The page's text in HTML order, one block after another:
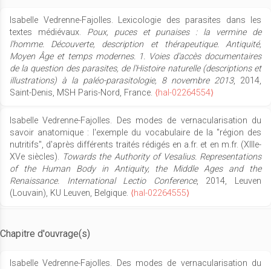
Isabelle Vedrenne-Fajolles. Lexicologie des parasites dans les
textes médiévaux. Poux, puces et punaises : la vermine de
l'homme. Découverte, description et thérapeutique. Antiquité,
Moyen Âge et temps modernes. 1. Voies d'accès documentaires
de la question des parasites, de l'Histoire naturelle (descriptions et
illustrations) à la paléo-parasitologie, 8 novembre 2013, 2014,
Saint-Denis, MSH Paris-Nord, France. ⟨hal-02264554⟩
Isabelle Vedrenne-Fajolles. Des modes de vernacularisation du
savoir anatomique : l'exemple du vocabulaire de la "région des
nutritifs", d'après différents traités rédigés en a.fr. et en m.fr. (XIIIe-
XVe siècles). Towards the Authority of Vesalius. Representations
of the Human Body in Antiquity, the Middle Ages and the
Renaissance. International Lectio Conference, 2014, Leuven
(Louvain), KU Leuven, Belgique. ⟨hal-02264555⟩
Chapitre d'ouvrage(s)
Isabelle Vedrenne-Fajolles. Des modes de vernacularisation du